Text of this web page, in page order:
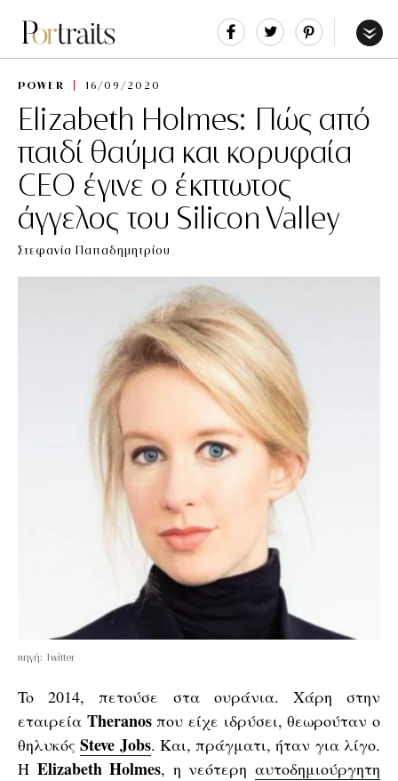
Share Tweet
POWER 16/09/2020
Elizabeth Holmes: Πώς από
παιδί θαύμα και κορυφαία
CEO έγινε ο έκπτωτος
άγγελος του Silicon Valley
Στεφανία Παπαδημητρίου
πηγή: Twitter
To 2014, πετούσε στα ουράνια. Χάρη στην
εταιρεία Theranosπου είχε ιδρύσει, θεωρούταν ο
θηλυκόςSteve Jobs. Και, πράγματι, ήταν για λίγο.
Η Elizabeth Holmes, η νεότερηαυτοδημιούργητη